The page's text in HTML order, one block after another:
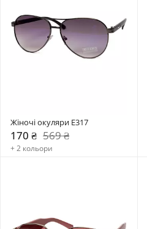
Жіночі окуляри E317
170 ₴ 569 ₴
+ 2 кольори